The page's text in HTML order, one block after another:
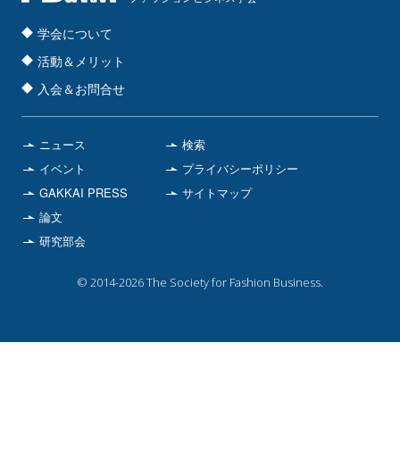
学会について
活動＆メリット
入会＆お問合せ
ニュース
イベント
GAKKAI PRESS
論文
研究部会
検索
プライバシーポリシー
サイトマップ
© 2014-2026 The Society for Fashion Business.